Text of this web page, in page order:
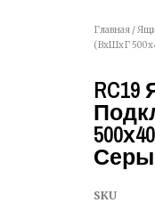
Главная /
(ВхШхГ
SKU